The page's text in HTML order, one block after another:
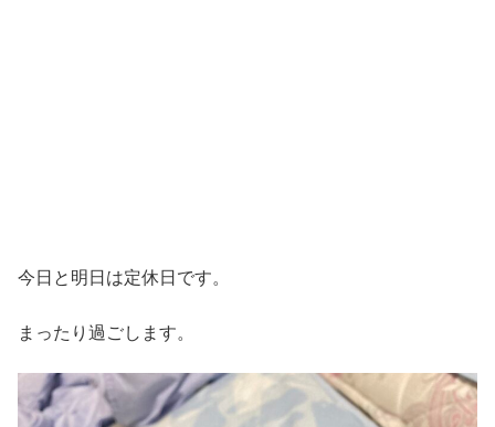
今日と明日は定休日です。
まったり過ごします。